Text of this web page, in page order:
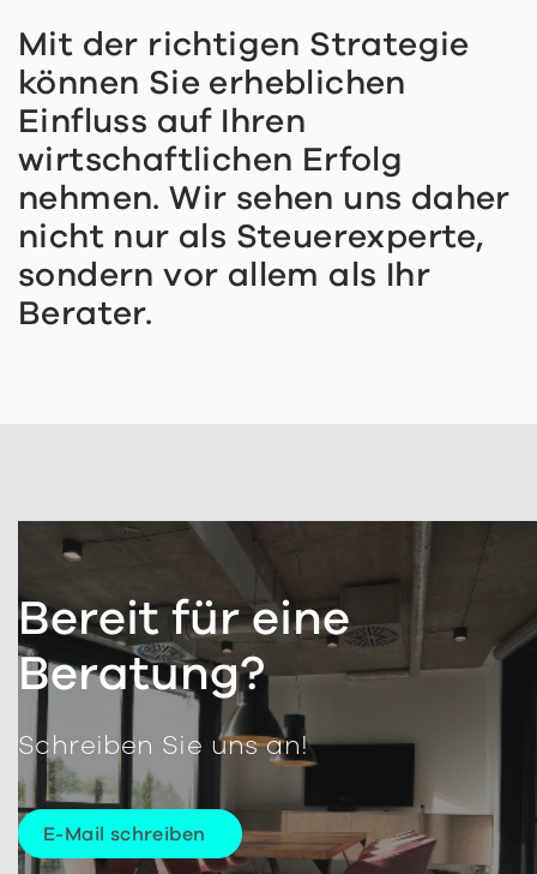
Mit der richtigen Strategie
können Sie erheblichen
Einfluss auf Ihren
wirtschaftlichen Erfolg
nehmen. Wir sehen uns daher
nicht nur als Steuerexperte,
sondern vor allem als Ihr
Berater.
Bereit für eine
Beratung?
Schreiben Sie uns an!
E-Mail schreiben